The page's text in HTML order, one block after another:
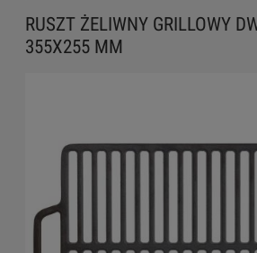
RUSZT ŻELIWNY GRILLOWY
355X255 MM